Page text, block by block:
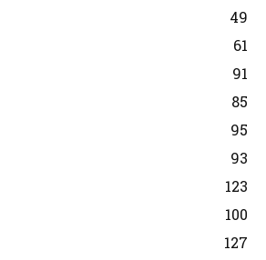
49
61
91
85
95
93
123
100
127